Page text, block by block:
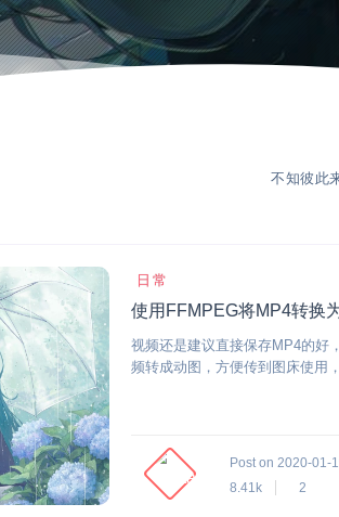
不知彼此
日常
使用FFMPEG将MP4转换
视频还是建议直接保存MP4的好
频转成动图，方便传到图床使用
Post on 2020-01-
8.41k
2